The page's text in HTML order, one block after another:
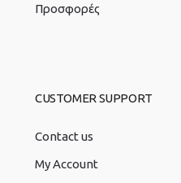
Προσφορές
CUSTOMER SUPPORT
Contact us
My Account